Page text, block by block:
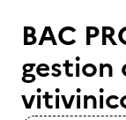
BAC
gestion